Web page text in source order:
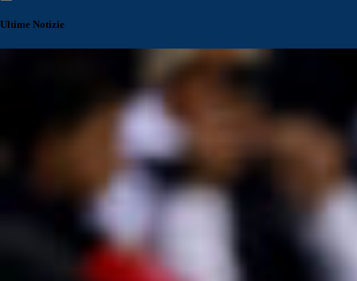
Ultime Notizie